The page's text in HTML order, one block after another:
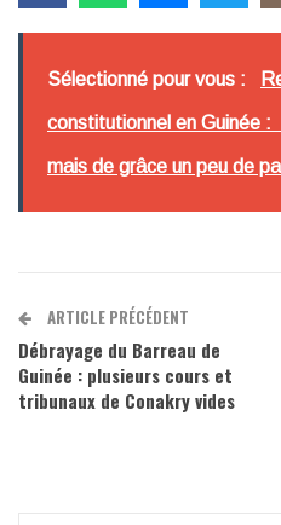
Sélectionné pour vous :
constitutionnel en Guinée
mais de grâce un peu de
ARTICLE PRÉCÉDENT
Débrayage du Barreau de
Guinée : plusieurs cours et
tribunaux de Conakry vides